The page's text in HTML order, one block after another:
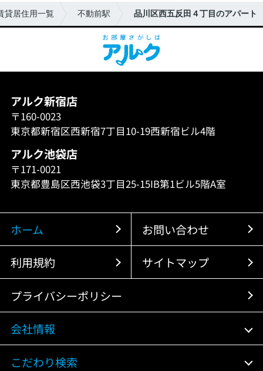
貸居住用一覧 不動前駅 品川区西五反田４丁目のアパート
アルク新宿店
〒160-0023
東京都新宿区西新宿7丁目10-19西新宿ビル4階
アルク池袋店
〒171-0021
東京都豊島区西池袋3丁目25-15IB第1ビル5階A室
ホーム お問い合わせ
利用規約 サイトマップ
プライバシーポリシー
会社情報
こだわり検索